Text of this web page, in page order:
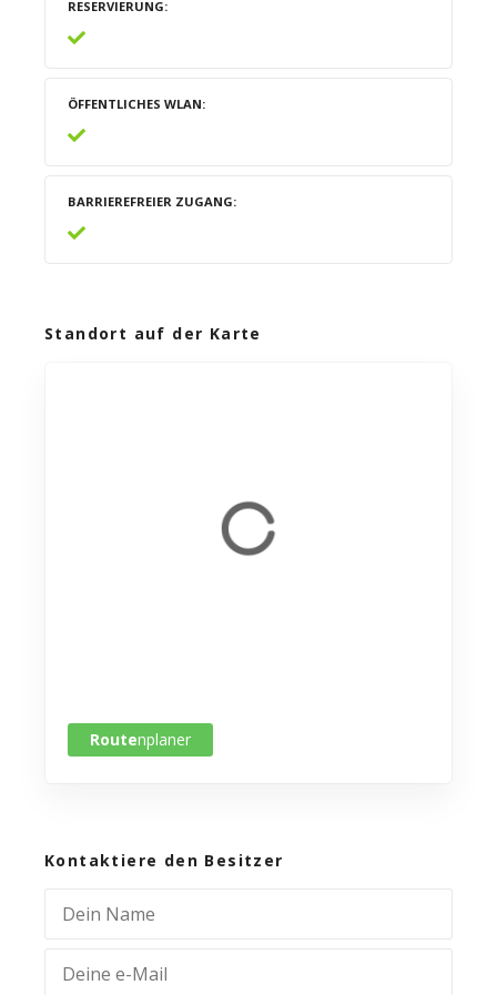
RESERVIERUNG
ÖFFENTLICHES WLAN
BARRIEREFREIER ZUGANG
Standort auf der Karte
Routenplaner
Kontaktiere den Besitzer